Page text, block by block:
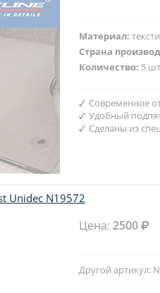
Материал:
Страна
Количество: 5
Современное
Удобный
Сделаны из
Unidec N19572
Цена:2500
Другой артикул: